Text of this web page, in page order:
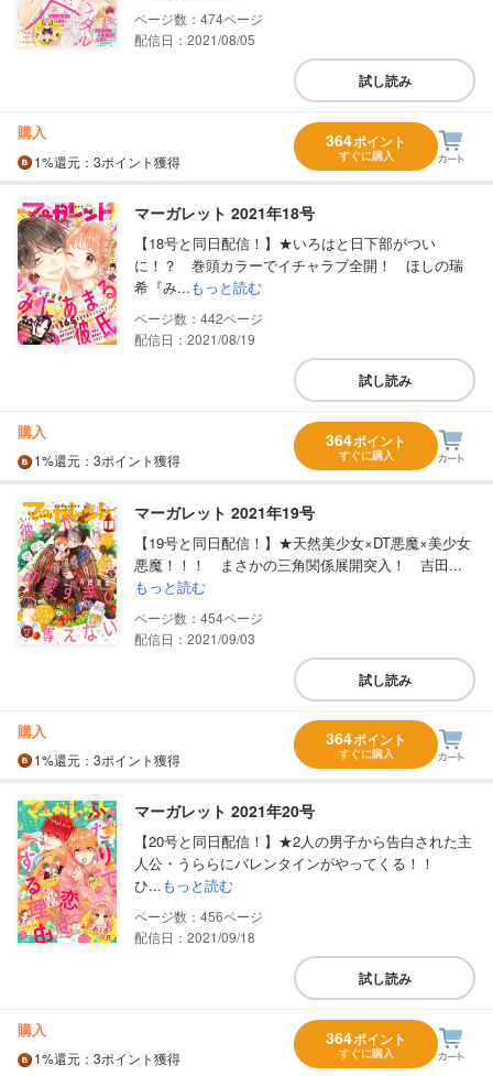
474
配信日：2021/08/05
試し読み
購入
1%還元 ：3ポイント獲得
364ポイント
すぐに購入
マーガレット 2021年18号
【18号と同日配信！】★いろはと日下部がつい
に！？ 巻頭カラーでイチャラブ全開！ ほしの瑞
希『み...もっと読む
442
配信日：2021/08/19
試し読み
購入
1%還元 ：3ポイント獲得
364ポイント
すぐに購入
マーガレット 2021年19号
【19号と同日配信！】★天然美少女×DT悪魔×美少女
悪魔！！！ まさかの三角関係展開突入！ 吉田...
もっと読む
454
配信日：2021/09/03
試し読み
購入
1%還元 ：3ポイント獲得
364ポイント
すぐに購入
マーガレット 2021年20号
【20号と同日配信！】★2人の男子から告白された主
人公・うららにバレンタインがやってくる！！
ひ...もっと読む
456
配信日：2021/09/18
試し読み
購入
1%還元 ：3ポイント獲得
364ポイント
すぐに購入